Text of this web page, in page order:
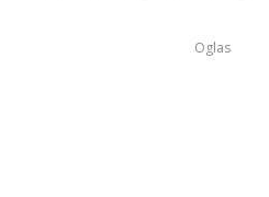
Oglas